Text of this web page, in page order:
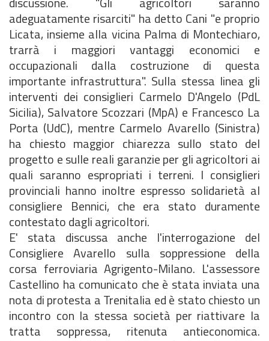
adeguatamente risarciti" ha detto Cani "e proprio
Licata, insieme alla vicina Palma di Montechiaro,
trarrà i maggiori vantaggi economici e
occupazionali dalla costruzione di questa
importante infrastruttura". Sulla stessa linea gli
interventi dei consiglieri Carmelo D'Angelo (PdL
Sicilia), Salvatore Scozzari (MpA) e Francesco La
Porta (UdC), mentre Carmelo Avarello (Sinistra)
ha chiesto maggior chiarezza sullo stato del
progetto e sulle reali garanzie per gli agricoltori ai
quali saranno espropriati i terreni. I consiglieri
provinciali hanno inoltre espresso solidarietà al
consigliere Bennici, che era stato duramente
contestato dagli agricoltori.
E' stata discussa anche l'interrogazione del
Consigliere Avarello sulla soppressione della
corsa ferroviaria Agrigento-Milano. L'assessore
Castellino ha comunicato che è stata inviata una
nota di protesta a Trenitalia ed è stato chiesto un
incontro con la stessa società per riattivare la
tratta soppressa, ritenuta antieconomica.